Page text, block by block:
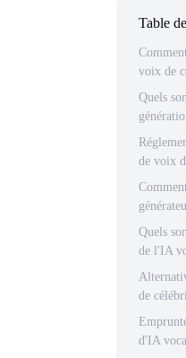
Table
voix de
Quels
de voix
Quels
de l'IA
de
d'IA